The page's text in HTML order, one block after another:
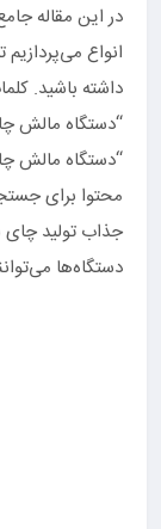
انواع
داشته باشید.
“دستگاه مالش
“دستگاه مالش
محتوا برای
جذاب تولید
دستگاه‌ها